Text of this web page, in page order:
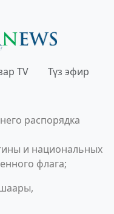
TV Түз эфир
распорядка
и национальных
флага;